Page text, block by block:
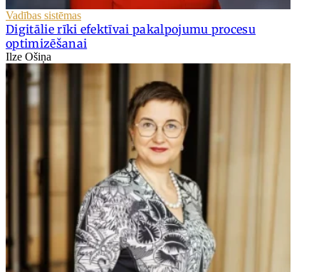
Vadības sistēmas
Digitālie rīki efektīvai pakalpojumu procesu
optimizēšanai
Ilze Ošiņa